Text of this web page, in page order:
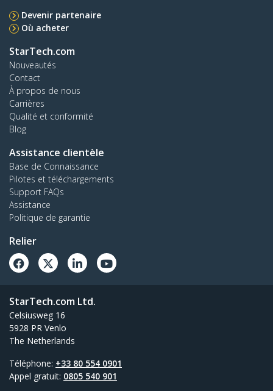
Devenir partenaire
Où acheter
StarTech.com
Nouveautés
Contact
À propos de nous
Carrières
Qualité et conformité
Blog
Assistance clientèle
Base de Connaissance
Pilotes et téléchargements
Support FAQs
Assistance
Politique de garantie
Relier
StarTech.com Ltd.
Celsiusweg 16
5928 PR Venlo
The Netherlands
Téléphone: +33 80 554 0901
Appel gratuit: 0805 540 901